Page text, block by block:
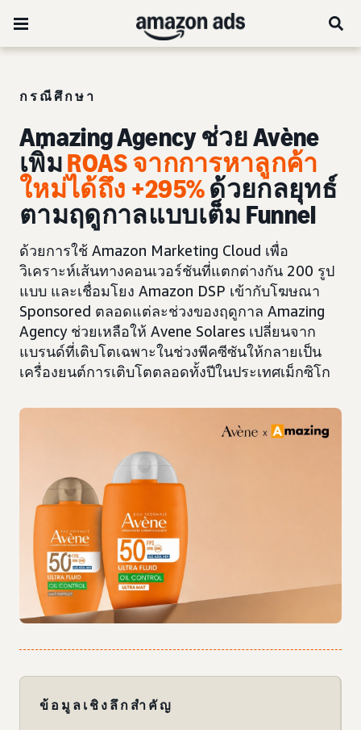
กรณีศึกษา
Amazing Agency ช่วย Avène
เพิ่มROAS จากการหาลูกค้า
ใหม่ได้ถึง +295%ด้วยกลยุทธ์
ตามฤดูกาลแบบเต็ม Funnel
ด้วยการใช้ Amazon Marketing Cloud เพื่อ
วิเคราะห์เส้นทางคอนเวอร์ชันที่แตกต่างกัน 200 รูป
แบบ และเชื่อมโยง Amazon DSP เข้ากับโฆษณา
Sponsored ตลอดแต่ละช่วงของฤดูกาล Amazing
Agency ช่วยเหลือให้ Avene Solares เปลี่ยนจาก
แบรนด์ที่เติบโตเฉพาะในช่วงพีคซีซันให้กลายเป็น
เครื่องยนต์การเติบโตตลอดทั้งปีในประเทศเม็กซิโก
ข้อมูลเชิงลึกสำคัญ